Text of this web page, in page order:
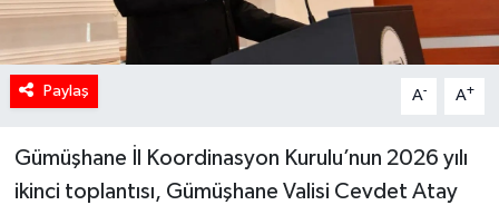
Paylaş A- A+
Gümüşhane İl Koordinasyon Kurulu’nun 2026 yılı
ikinci toplantısı, Gümüşhane Valisi Cevdet Atay